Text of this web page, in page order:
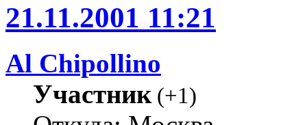
21.11.2001 11:21
Al Chipollino
Участник(+1)